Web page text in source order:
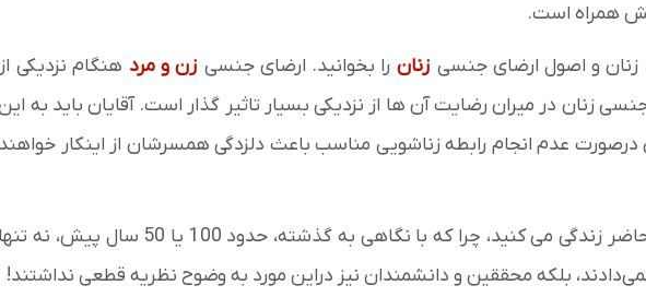
همراه است.
زنان و اصول ارضای جنسی زنان را بخوانید. ارضای جنسی زن و مرد هنگام نزدیکی
زنان در میران رضایت آن ها از نزدیکی بسیار تاثیر گذار است. آقایان باید به
عدم انجام رابطه زناشویی مناسب باعث دلزدگی همسرشان از اینکار
بانوان ، خوشحال باشید که در عصر حاضر زندگی می کنید، چرا که با نگاهی به گذشته، حدود 100 یا 50 سال پیش، نه
بلکه محققین و دانشمندان نیز دراین مورد به وضوح نظریه قطعی نداشتند!